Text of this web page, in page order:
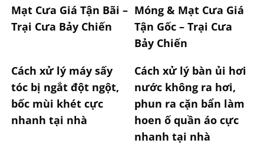
Mạt Cưa Giá Tận Bãi –
Trại Cưa Bảy Chiến
Móng & Mạt Cưa Giá
Tận Gốc – Trại Cưa
Bảy Chiến
Cách xử lý máy sấy
tóc bị ngắt đột ngột,
bốc mùi khét cực
nhanh tại nhà
Cách xử lý bàn ủi hơi
nước không ra hơi,
phun ra cặn bẩn làm
hoen ố quần áo cực
nhanh tại nhà